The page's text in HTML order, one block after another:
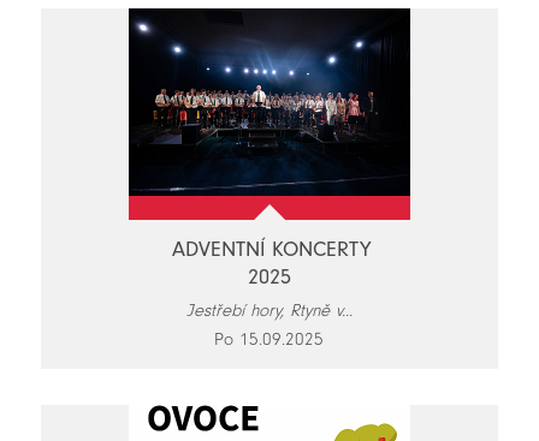
ADVENTNÍ KONCERTY
2025
Jestřebí hory, Rtyně v...
Po 15.09.2025